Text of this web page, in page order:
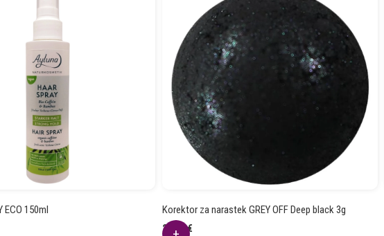
ECO 150ml
Korektor za narastek GREY OFF Deep black 3g
23.06€